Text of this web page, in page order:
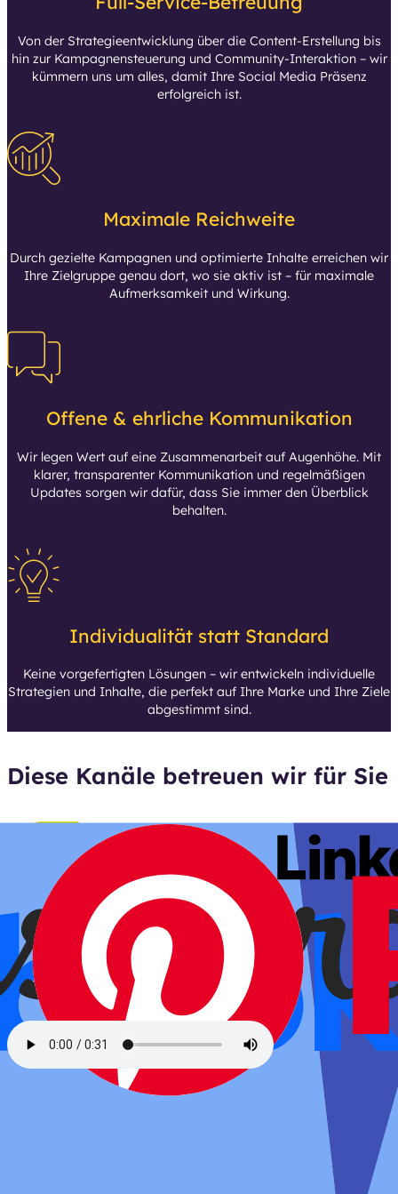
Von der Strategieentwicklung über die Content-Erstellung bis
hin zur Kampagnensteuerung und Community-Interaktion – wir
kümmern uns um alles, damit Ihre Social Media Präsenz
erfolgreich ist.
Maximale Reichweite
Durch gezielte Kampagnen und optimierte Inhalte erreichen wir
Ihre Zielgruppe genau dort, wo sie aktiv ist – für maximale
Aufmerksamkeit und Wirkung.
Offene & ehrliche Kommunikation
Wir legen Wert auf eine Zusammenarbeit auf Augenhöhe. Mit
klarer, transparenter Kommunikation und regelmäßigen
Updates sorgen wir dafür, dass Sie immer den Überblick
behalten.
Individualität statt Standard
Keine vorgefertigten Lösungen – wir entwickeln individuelle
Strategien und Inhalte, die perfekt auf Ihre Marke und Ihre Ziele
abgestimmt sind.
Diese Kanäle betreuen wir für Sie
Mehr Sichtbarkeit. Mehr
Wir betreuen Ihre Social-Media-Kanäle so, dass aus Präsenz
echte Relevanz wird. Mit klarer Strategie, starkem Content und